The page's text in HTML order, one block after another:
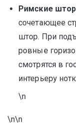
Римские
сочетающее
штор. При
ровные
смотрятся в
интерьеру
\n
\n\n